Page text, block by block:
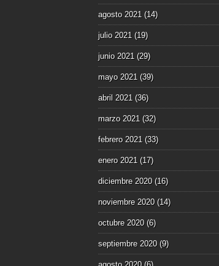
agosto 2021 (14)
julio 2021 (19)
junio 2021 (29)
mayo 2021 (39)
abril 2021 (36)
marzo 2021 (32)
febrero 2021 (33)
enero 2021 (17)
diciembre 2020(16)
noviembre 2020(14)
octubre 2020(6)
septiembre 2020(9)